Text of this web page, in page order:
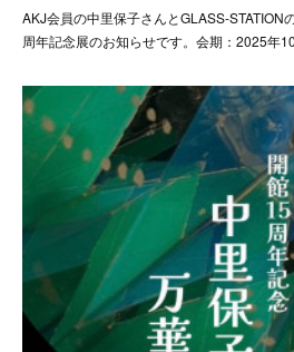
AKJ会員の中里保子さんとGLASS-STATION
周年記念展のお知らせです。会期：2025年